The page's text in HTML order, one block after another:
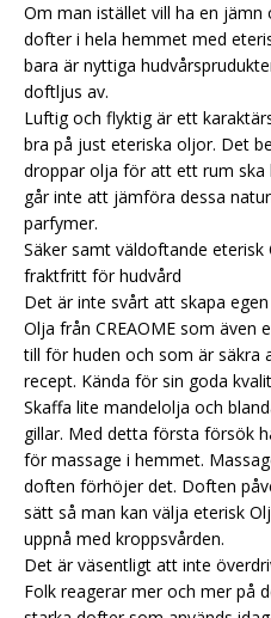
Om man istället vill ha en jämn
dofter i hela hemmet med
bara är nyttiga
doftljus av.
Luftig och flyktig är ett
bra på just eteriska oljor. Det
droppar olja för att ett rum ska
går inte att jämföra dessa
parfymer.
Säker samt väldoftande
fraktfritt för hudvård
Det är inte svårt att skapa
Olja från CREAOME som även
till för huden och som är säkra
recept. Kända för sin goda
Skaffa lite mandelolja och
gillar. Med detta första försök
för massage i hemmet.
doften förhöjer det. Doften
sätt så man kan välja eterisk
uppnå med kroppsvården.
Det är väsentligt att inte
Folk reagerar mer och mer på